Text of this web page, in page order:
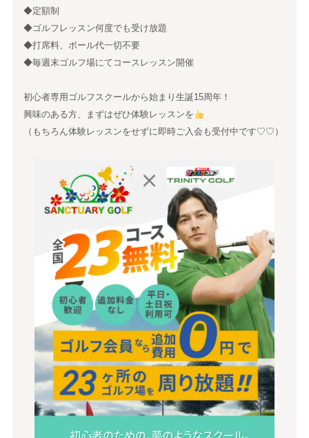
◆定額制
◆ゴルフレッスン何度でも受け放題
◆打席料、ボール代一切不要
◆毎週末ゴルフ場にてコースレッスン開催
初心者専用ゴルフスクールから始まり生誕15周年！
興味のある方、まずはぜひ体験レッスンを
（もちろん体験レッスンをせずに即時ご入会も受付中です♡♡）